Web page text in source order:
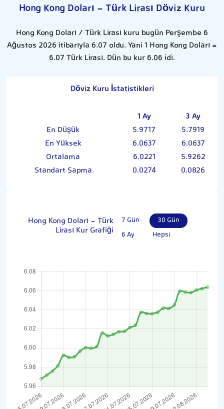
Hong Kong Doları - Türk Lirası Döviz Kuru
Hong Kong Doları / Türk Lirası kuru bugün Perşembe 6
Ağustos 2026 itibarıyla 6.07 oldu. Yani 1 Hong Kong Doları =
6.07 Türk Lirası. Dün bu kur 6.06 idi.
Döviz Kuru İstatistikleri
1 Ay
3 Ay
En Düşük
5.9717
5.7919
En Yüksek
6.0637
6.0637
Ortalama
6.0221
5.9262
Standart Sapma
0.0274 0.0826
Hong Kong Doları - Türk
Lirası Kur Grafiği
7 Gün
30 Gün
6 Ay
Hepsi